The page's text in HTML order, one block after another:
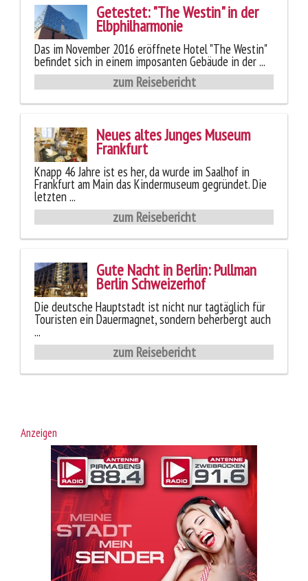
Getestet: "The Westin" in der
Elbphilharmonie
Das im November 2016 eröffnete Hotel "The Westin"
befindet sich in einem imposanten Gebäude in der ...
zum Reisebericht
Neues altes Junges Museum
Frankfurt
Knapp 46 Jahre ist es her, da wurde im Saalhof in
Frankfurt am Main das Kindermuseum gegründet. Die
letzten ...
zum Reisebericht
Gute Nacht in Berlin: Pullman
Berlin Schweizerhof
Die deutsche Hauptstadt ist nicht nur tagtäglich für
Touristen ein Dauermagnet, sondern beherbergt auch
...
zum Reisebericht
Anzeigen